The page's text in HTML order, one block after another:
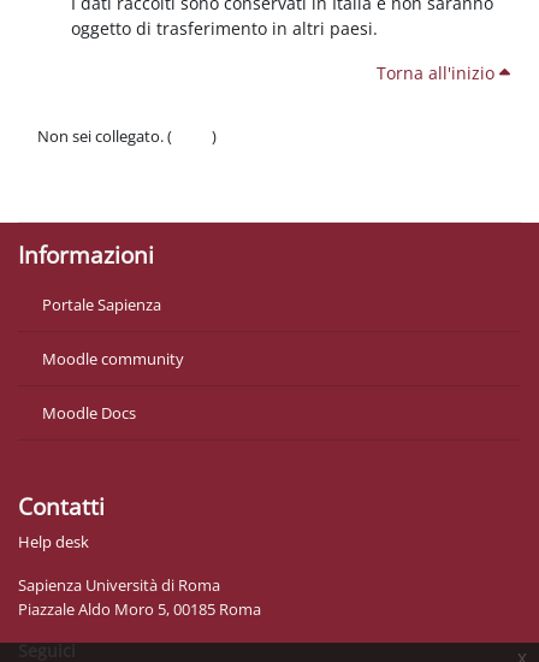
x
oggetto di trasferimento in altri paesi.
Torna all'inizio
Non sei collegato. (
)
Informazioni
Portale Sapienza
Moodle community
Moodle Docs
Contatti
Help desk
Sapienza Università di Roma
Piazzale Aldo Moro 5, 00185 Roma
Seguici